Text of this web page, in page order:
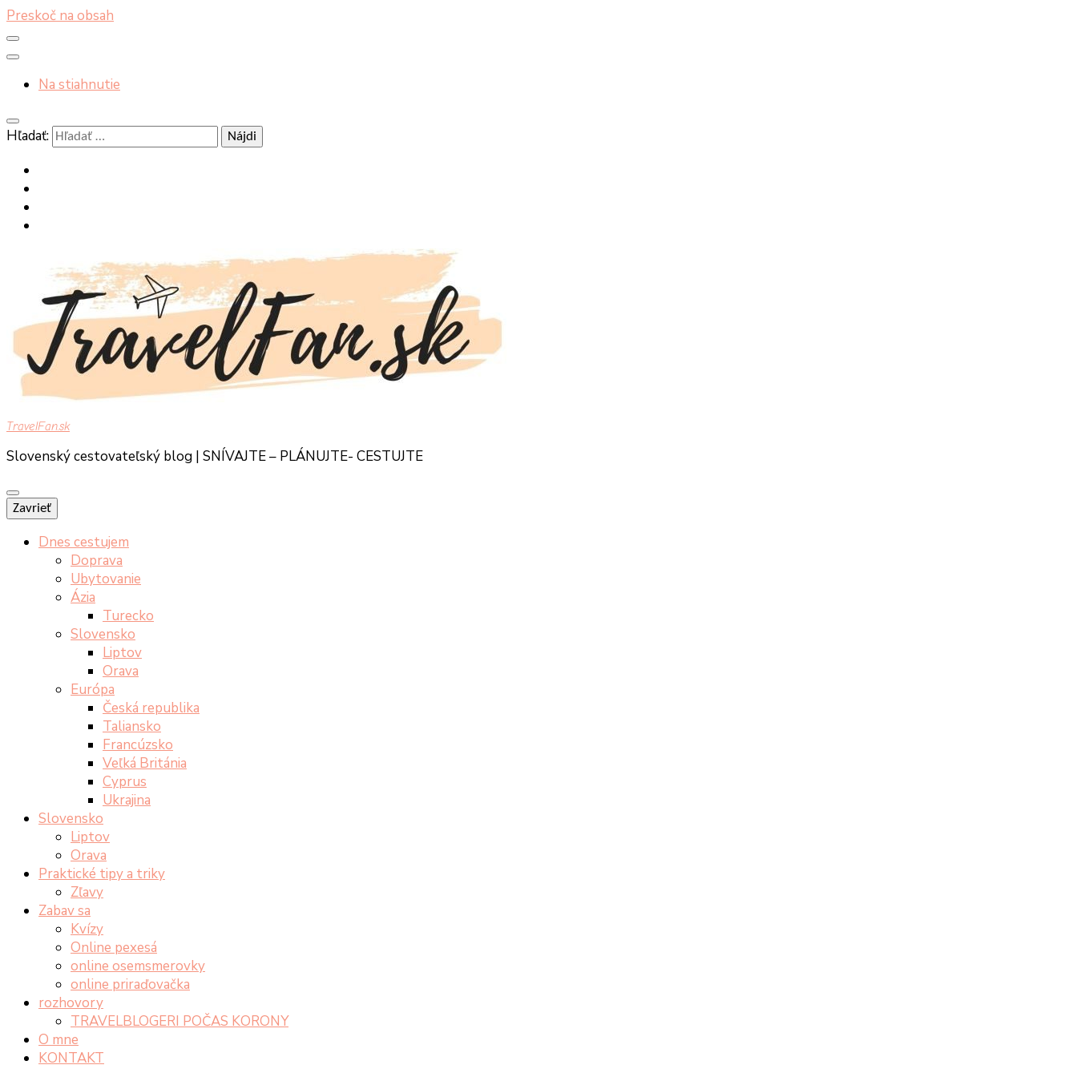
Preskoč na obsah
Na stiahnutie
Hľadať:
TravelFan.sk
Slovenský cestovateľský blog | SNÍVAJTE – PLÁNUJTE- CESTUJTE
Zavrieť
Dnes cestujem
Doprava
Ubytovanie
Ázia
Turecko
Slovensko
Liptov
Orava
Európa
Česká republika
Taliansko
Francúzsko
Veľká Británia
Cyprus
Ukrajina
Slovensko
Liptov
Orava
Praktické tipy a triky
Zľavy
Zabav sa
Kvízy
Online pexesá
online osemsmerovky
online priraďovačka
rozhovory
TRAVELBLOGERI POČAS KORONY
O mne
KONTAKT